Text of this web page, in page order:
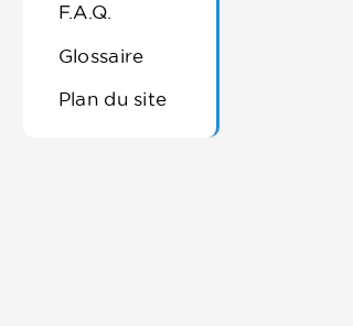
F.A.Q.
Glossaire
Plan du site